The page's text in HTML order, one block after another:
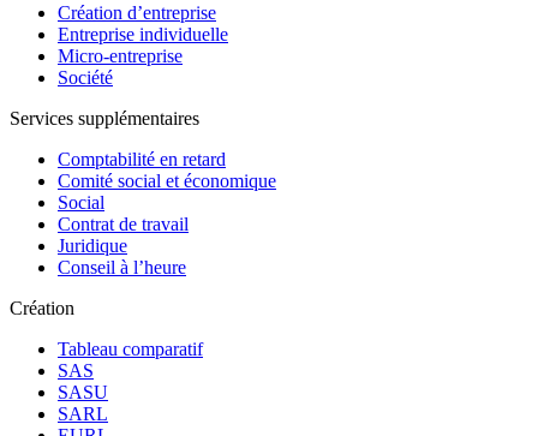
Création d’entreprise
Entreprise individuelle
Micro-entreprise
Société
Services supplémentaires
Comptabilité en retard
Comité social et économique
Social
Contrat de travail
Juridique
Conseil à l’heure
Création
Tableau comparatif
SAS
SASU
SARL